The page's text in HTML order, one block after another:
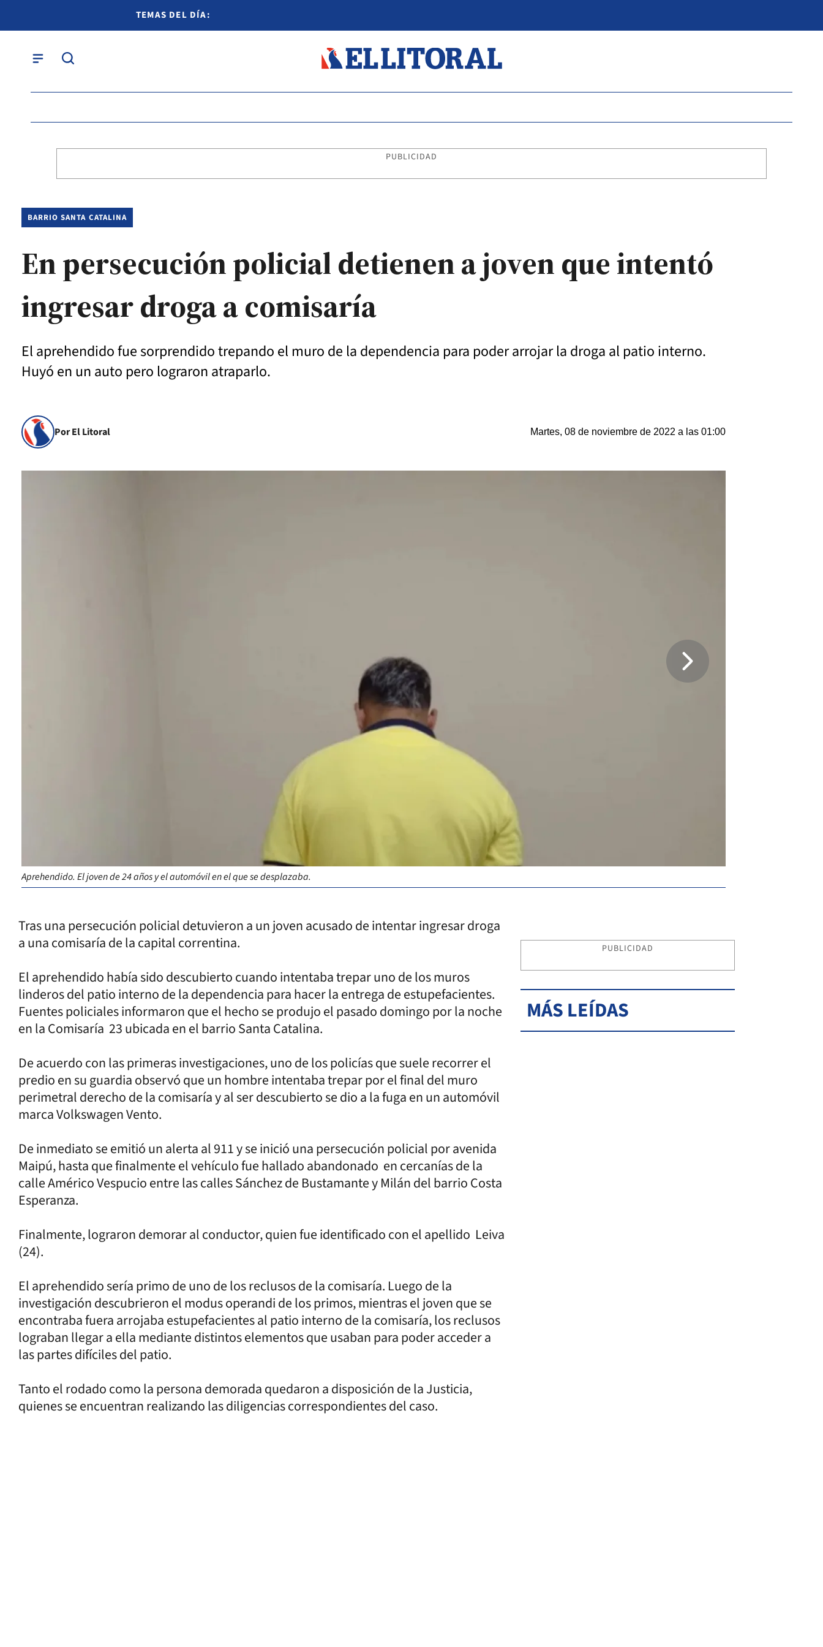
TEMAS DEL DÍA:
PUBLICIDAD
BARRIO SANTA CATALINA
En persecución policial detienen a joven que intentó
ingresar droga a comisaría
El aprehendido fue sorprendido trepando el muro de la dependencia para poder arrojar la droga al patio interno.
Huyó en un auto pero lograron atraparlo.
Por El Litoral Martes, 08 de noviembre de 2022 a las 01:00
Aprehendido. El joven de 24 años y el automóvil en el que se desplazaba.
Tras una persecución policial detuvieron a un joven acusado de intentar ingresar droga
a una comisaría de la capital correntina.
El aprehendido había sido descubierto cuando intentaba trepar uno de los muros
linderos del patio interno de la dependencia para hacer la entrega de estupefacientes.
Fuentes policiales informaron que el hecho se produjo el pasado domingo por la noche
en la Comisaría 23 ubicada en el barrio Santa Catalina.
De acuerdo con las primeras investigaciones, uno de los policías que suele recorrer el
predio en su guardia observó que un hombre intentaba trepar por el final del muro
perimetral derecho de la comisaría y al ser descubierto se dio a la fuga en un automóvil
marca Volkswagen Vento.
De inmediato se emitió un alerta al 911 y se inició una persecución policial por avenida
Maipú, hasta que finalmente el vehículo fue hallado abandonado en cercanías de la
calle Américo Vespucio entre las calles Sánchez de Bustamante y Milán del barrio Costa
Esperanza.
Finalmente, lograron demorar al conductor, quien fue identificado con el apellido Leiva
(24).
El aprehendido sería primo de uno de los reclusos de la comisaría. Luego de la
investigación descubrieron el modus operandi de los primos, mientras el joven que se
encontraba fuera arrojaba estupefacientes al patio interno de la comisaría, los reclusos
lograban llegar a ella mediante distintos elementos que usaban para poder acceder a
las partes difíciles del patio.
Tanto el rodado como la persona demorada quedaron a disposición de la Justicia,
quienes se encuentran realizando las diligencias correspondientes del caso.
PUBLICIDAD
MÁS LEÍDAS